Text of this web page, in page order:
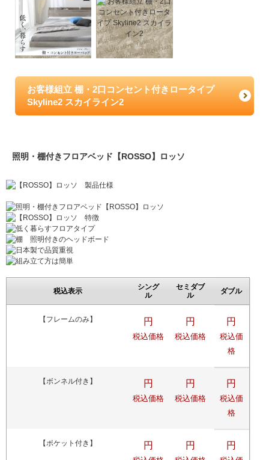
お客様組立 棚・2口コンセント付きロータイプ
Skyline2 スカイライン2
照明・棚付きフロアベッド【ROSSO】ロッソ
税込表示
シング
ル
セミダブ
ル
ダブル
【フレームのみ】 円
税込価格
円
税込価格
円
税込価
格
【ボンネル付き】 円
税込価格
円
税込価格
円
税込価
格
【ポケット付き】 円 円 円